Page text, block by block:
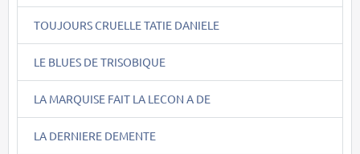
TOUJOURS CRUELLE TATIE DANIELE
LE BLUES DE TRISOBIQUE
LA MARQUISE FAIT LA LECON A DE
LA DERNIERE DEMENTE